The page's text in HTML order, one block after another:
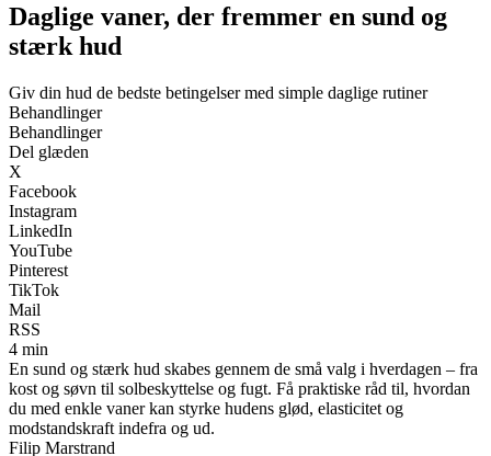
Daglige vaner, der fremmer en sund og
stærk hud
Giv din hud de bedste betingelser med simple daglige rutiner
Behandlinger
Behandlinger
Del glæden
X
Facebook
Instagram
LinkedIn
YouTube
Pinterest
TikTok
Mail
RSS
4 min
En sund og stærk hud skabes gennem de små valg i hverdagen – fra
kost og søvn til solbeskyttelse og fugt. Få praktiske råd til, hvordan
du med enkle vaner kan styrke hudens glød, elasticitet og
modstandskraft indefra og ud.
Filip Marstrand